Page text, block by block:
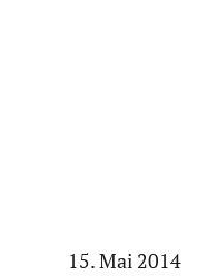
15. Mai 2014